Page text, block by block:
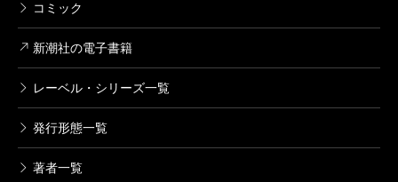
コミック
新潮社の電子書籍
レーベル・シリーズ一覧
発行形態一覧
著者一覧